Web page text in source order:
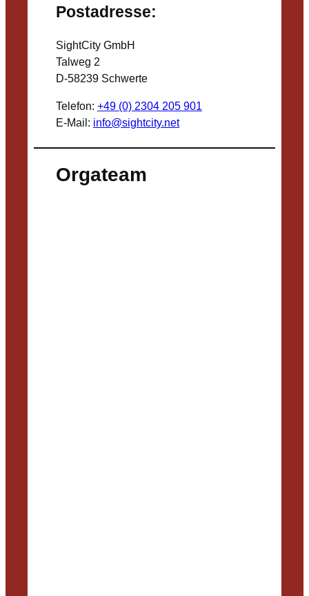
Postadresse:
SightCity GmbH
Talweg 2
D-58239 Schwerte
Telefon: +49 (0) 2304 205 901
E-Mail: info@sightcity.net
Orgateam